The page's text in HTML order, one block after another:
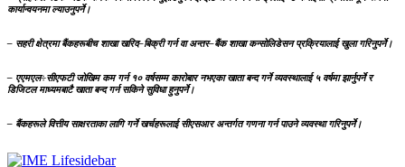
कार्यान्वयनमा ल्याउनुपर्ने।
– सहरी क्षेत्रमा बैंकहरूबीच शाखा खरिद–बिक्री गर्न वा अन्तर–बैंक शाखा कन्सोलिडेसन प्रक्रियालाई खुला गरिनुपर्ने।
– एएमएल÷सीएफटी जोखिम कम गर्न १० वर्षसम्म कारोबार नभएका खाता बन्द गर्ने व्यवस्थालाई ५ वर्षमा झार्नुपर्ने र
डिजिटल माध्यमबाटै खाता बन्द गर्न सकिने सुविधा हुनुपर्ने।
– बैंकहरूले वित्तीय साक्षरताका लागि गर्ने खर्चहरूलाई सीएसआर अन्तर्गत गणना गर्न पाउने व्यवस्था गरिनुपर्ने।